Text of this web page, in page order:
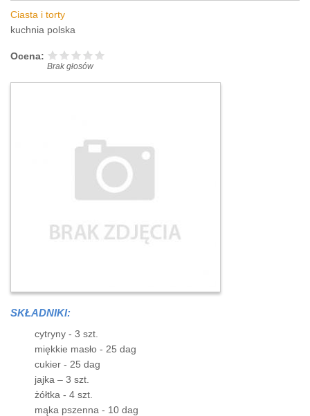
Ciasta i torty
kuchnia polska
Ocena:
Brak głosów
SKŁADNIKI:
cytryny - 3 szt.
miękkie masło - 25 dag
cukier - 25 dag
jajka – 3 szt.
żółtka - 4 szt.
mąka pszenna - 10 dag